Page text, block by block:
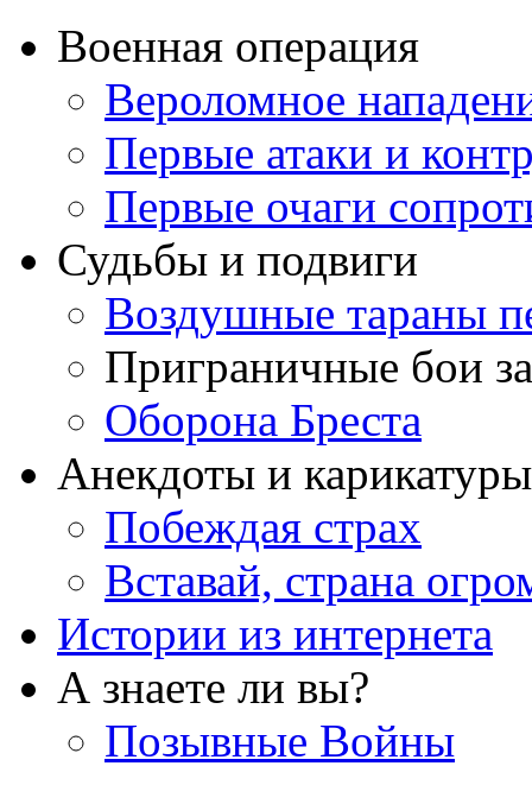
Военная операция
Вероломное
Первые атаки и
Первые очаги
Судьбы и подвиги
Воздушные тараны
Приграничные бои
Оборона Бреста
Анекдоты и карикатуры
Побеждая страх
Вставай, страна
Истории из интернета
А знаете ли вы?
Позывные Войны